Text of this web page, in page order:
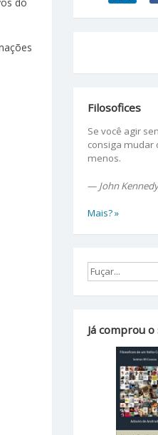
Filosofices
Se você agir
consiga mudar
menos.
— John Kennedy
Mais? »
Já comprou